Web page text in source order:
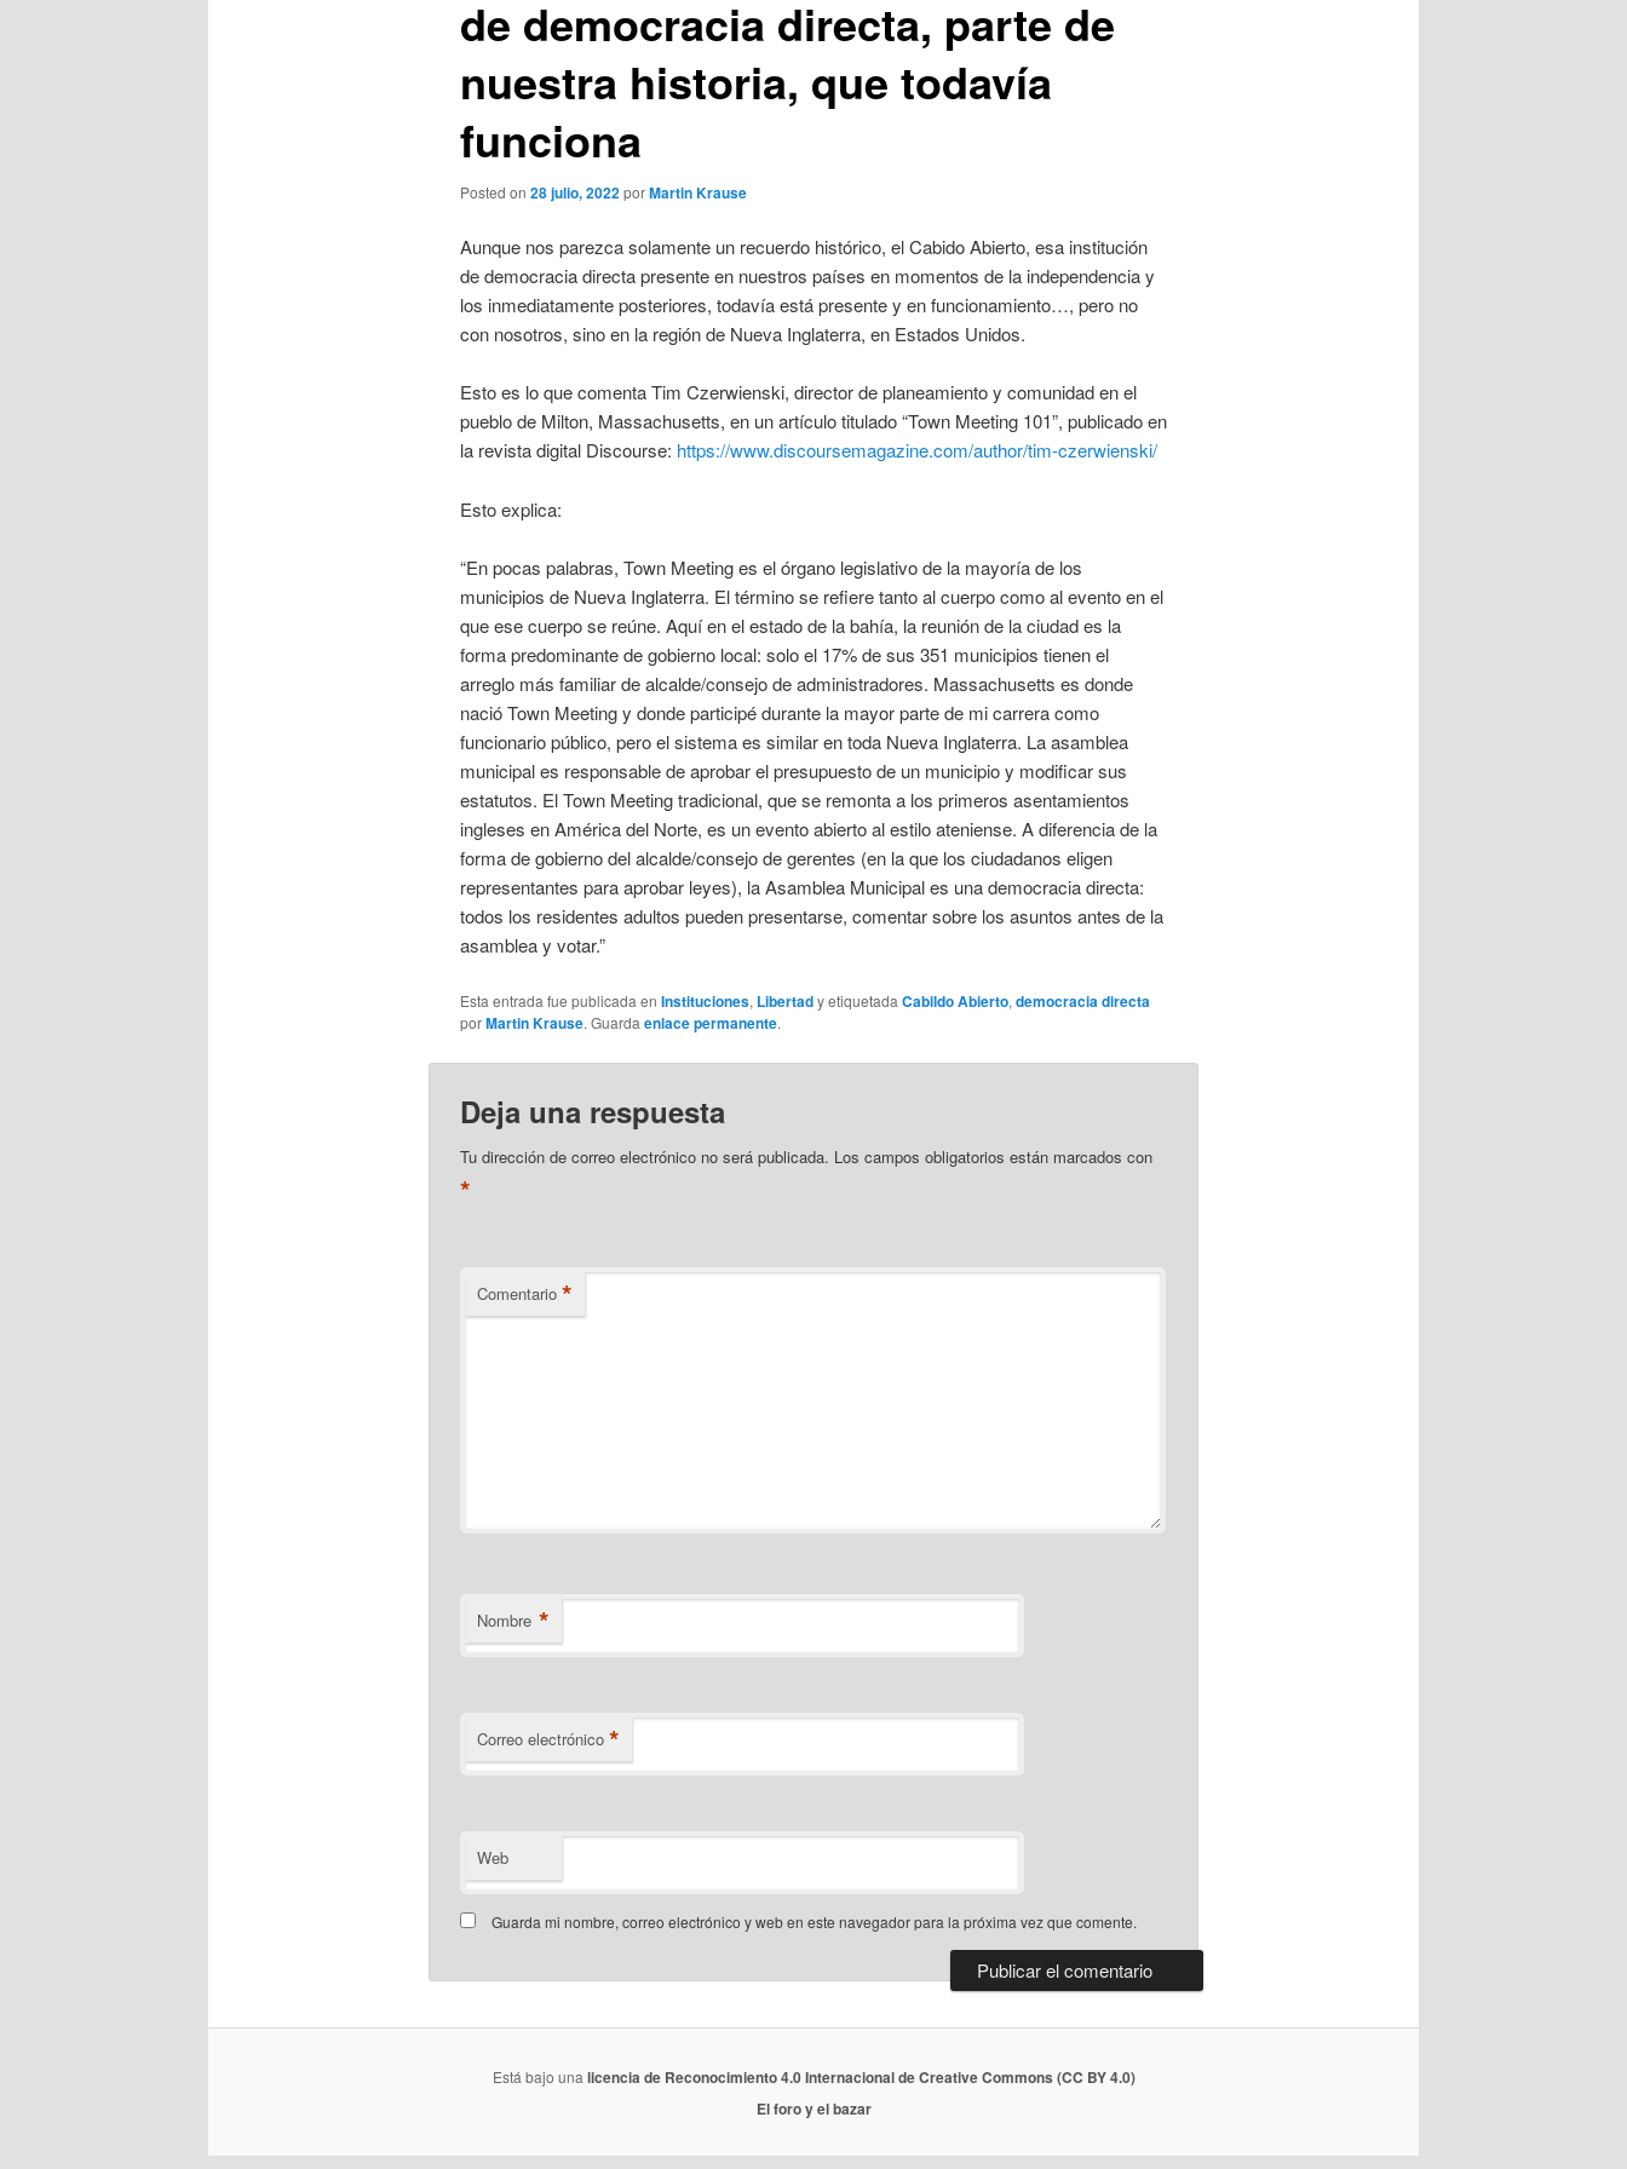
de democracia directa, parte de
nuestra historia, que todavía
funciona
Posted on 28 julio, 2022porMartin Krause
Aunque nos parezca solamente un recuerdo histórico, el Cabido Abierto, esa institución
de democracia directa presente en nuestros países en momentos de la independencia y
los inmediatamente posteriores, todavía está presente y en funcionamiento…, pero no
con nosotros, sino en la región de Nueva Inglaterra, en Estados Unidos.
Esto es lo que comenta Tim Czerwienski, director de planeamiento y comunidad en el
pueblo de Milton, Massachusetts, en un artículo titulado “Town Meeting 101”, publicado en
la revista digital Discourse: https://www.discoursemagazine.com/author/tim-czerwienski/
Esto explica:
“En pocas palabras, Town Meeting es el órgano legislativo de la mayoría de los
municipios de Nueva Inglaterra. El término se refiere tanto al cuerpo como al evento en el
que ese cuerpo se reúne. Aquí en el estado de la bahía, la reunión de la ciudad es la
forma predominante de gobierno local: solo el 17% de sus 351 municipios tienen el
arreglo más familiar de alcalde/consejo de administradores. Massachusetts es donde
nació Town Meeting y donde participé durante la mayor parte de mi carrera como
funcionario público, pero el sistema es similar en toda Nueva Inglaterra. La asamblea
municipal es responsable de aprobar el presupuesto de un municipio y modificar sus
estatutos. El Town Meeting tradicional, que se remonta a los primeros asentamientos
ingleses en América del Norte, es un evento abierto al estilo ateniense. A diferencia de la
forma de gobierno del alcalde/consejo de gerentes (en la que los ciudadanos eligen
representantes para aprobar leyes), la Asamblea Municipal es una democracia directa:
todos los residentes adultos pueden presentarse, comentar sobre los asuntos antes de la
asamblea y votar.”
Esta entrada fue publicada en Instituciones, Libertady etiquetada Cabildo Abierto, democracia directa
porMartin Krause. Guarda enlace permanente.
Deja una respuesta
Tu dirección de correo electrónico no será publicada. Los campos obligatorios están marcados con
*
Comentario *
Nombre *
Correo electrónico *
Web
Guarda mi nombre, correo electrónico y web en este navegador para la próxima vez que comente.
Está bajo una licencia de Reconocimiento 4.0 Internacional de Creative Commons (CC BY 4.0)
El foro y el bazar